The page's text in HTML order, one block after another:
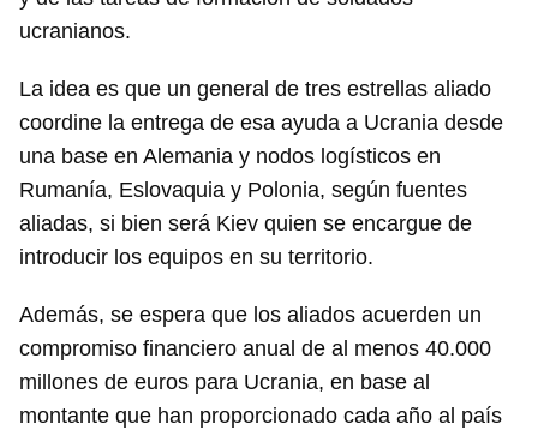
ucranianos.
La idea es que un general de tres estrellas aliado
coordine la entrega de esa ayuda a Ucrania desde
una base en Alemania y nodos logísticos en
Rumanía, Eslovaquia y Polonia, según fuentes
aliadas, si bien será Kiev quien se encargue de
introducir los equipos en su territorio.
Además, se espera que los aliados acuerden un
compromiso financiero anual de al menos 40.000
millones de euros para Ucrania, en base al
montante que han proporcionado cada año al país